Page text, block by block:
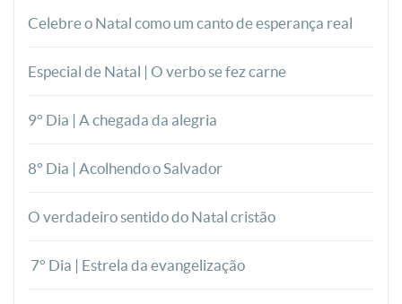
Celebre o Natal como um canto de esperança real
Especial de Natal | O verbo se fez carne
9° Dia | A chegada da alegria
8° Dia | Acolhendo o Salvador
O verdadeiro sentido do Natal cristão
7° Dia | Estrela da evangelização